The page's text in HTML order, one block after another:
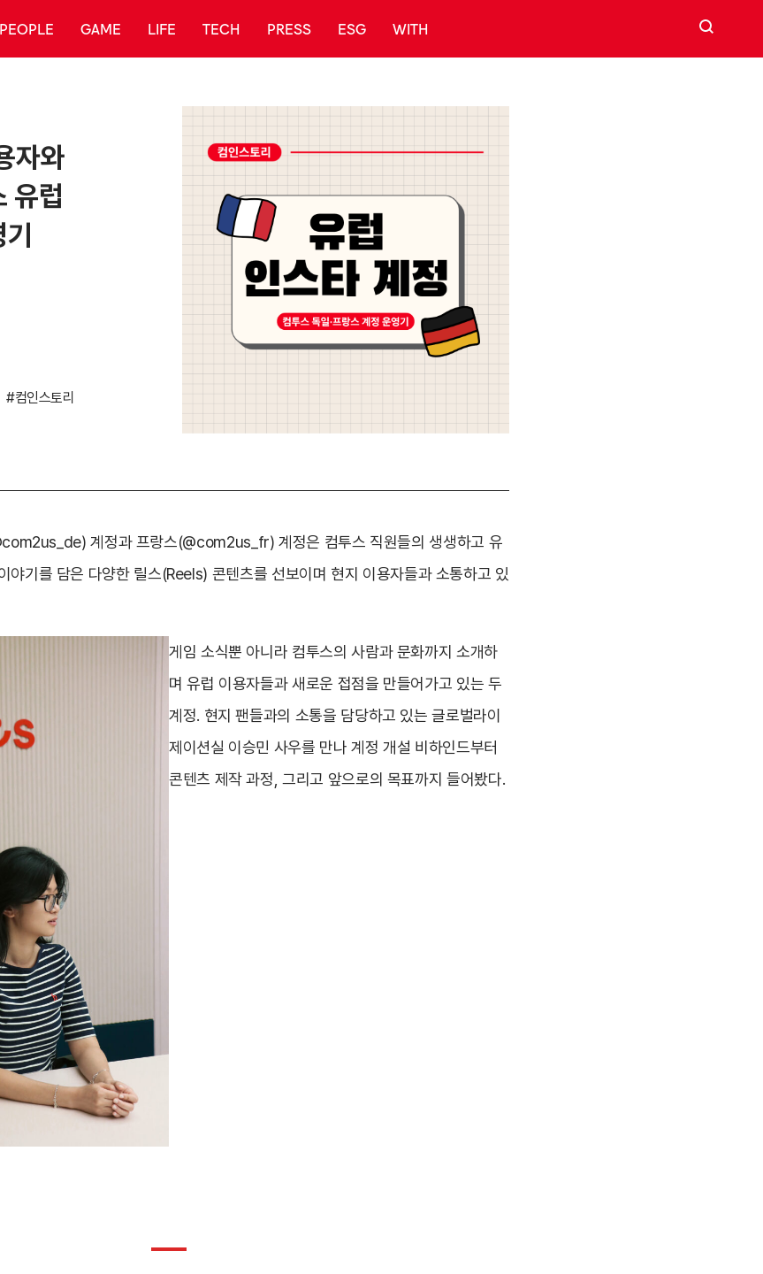
PEOPLE GAME LIFE TECH PRESS ESG WITH 검색
자와
유럽
#컴인스토리
계정과 프랑스(@com2us_fr) 계정은 컴투스 직원들의 생생하고 유
야기를 담은 다양한 릴스(Reels) 콘텐츠를 선보이며 현지 이용자들과 소통하고 있
게임 소식뿐 아니라 컴투스의 사람과 문화까지 소개하
며 유럽 이용자들과 새로운 접점을 만들어가고 있는 두
계정. 현지 팬들과의 소통을 담당하고 있는 글로벌라이
제이션실 이승민 사우를 만나 계정 개설 비하인드부터
콘텐츠 제작 과정, 그리고 앞으로의 목표까지 들어봤다.